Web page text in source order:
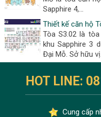
Sapphire 4,...
Thiết kế căn hộ
Tòa S3.02 là
khu Sapphire 3
Đại Mỗ. Sở hữu
HOT LINE:
Cung cấp